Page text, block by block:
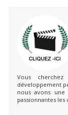
Vous
développement
nous avons
passionnantes les